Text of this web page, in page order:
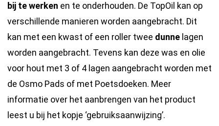
bij te werken en te onderhouden. De TopOil kan op
verschillende manieren worden aangebracht. Dit
kan met een kwast of een roller twee dunne lagen
worden aangebracht. Tevens kan deze was en olie
voor hout met 3 of 4 lagen aangebracht worden met
de Osmo Pads of met Poetsdoeken. Meer
informatie over het aanbrengen van het product
leest u bij het kopje ‘gebruiksaanwijzing’.